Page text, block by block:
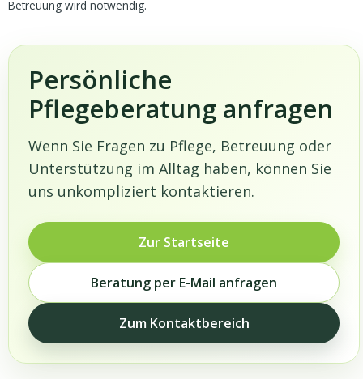
Betreuung wird notwendig.
Persönliche
Pflegeberatung anfragen
Wenn Sie Fragen zu Pflege, Betreuung oder
Unterstützung im Alltag haben, können Sie
uns unkompliziert kontaktieren.
Zur Startseite
Beratung per E-Mail anfragen
Zum Kontaktbereich